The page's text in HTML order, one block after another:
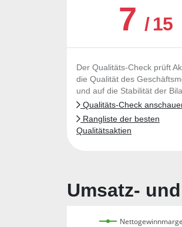
7 / 15
Der Qualitäts-Check prüft
die Qualität des
und auf die Stabilität der
Qualitäts-Check
Rangliste der besten
Qualitätsaktien
Umsatz-
Nettogewinnmarge